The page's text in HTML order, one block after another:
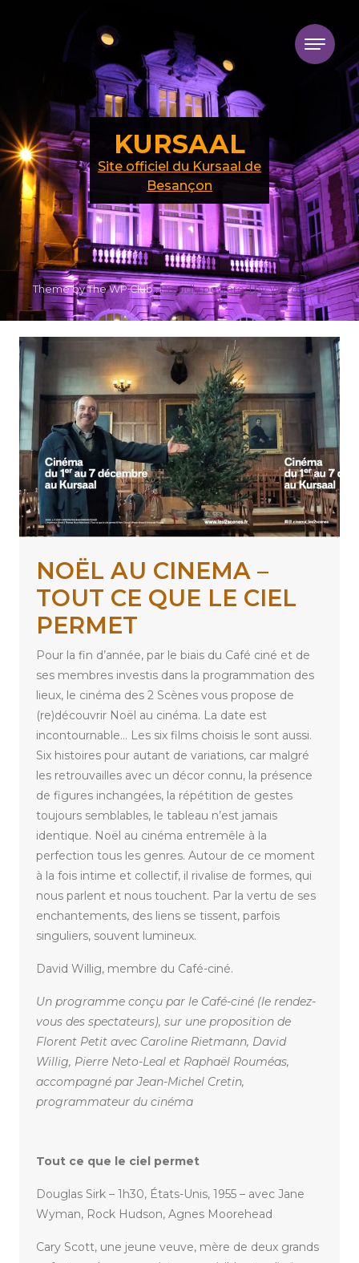
NOËL AU CINEMA –
TOUT CE QUE LE CIEL
PERMET
Pour la fin d’année, par le biais du Café ciné et de
ses membres investis dans la programmation des
lieux, le cinéma des 2 Scènes vous propose de
(re)découvrir Noël au cinéma. La date est
incontournable… Les six films choisis le sont aussi.
Six histoires pour autant de variations, car malgré
les retrouvailles avec un décor connu, la présence
de figures inchangées, la répétition de gestes
toujours semblables, le tableau n’est jamais
identique. Noël au cinéma entremêle à la
perfection tous les genres. Autour de ce moment
à la fois intime et collectif, il rivalise de formes, qui
nous parlent et nous touchent. Par la vertu de ses
enchantements, des liens se tissent, parfois
singuliers, souvent lumineux.
David Willig, membre du Café-ciné.
Un programme conçu par le Café-ciné (le rendez-
vous des spectateurs), sur une proposition de
Florent Petit avec Caroline Rietmann, David
Willig, Pierre Neto-Leal et Raphaël Rouméas,
accompagné par Jean-Michel Cretin,
programmateur du cinéma
Tout ce que le ciel permet
Douglas Sirk – 1h30, États-Unis, 1955 – avec Jane
Wyman, Rock Hudson, Agnes Moorehead
Cary Scott, une jeune veuve, mère de deux grands
KURSAAL
Site officiel du Kursaal de
Besançon
Theme by The WP Club .Proudly powered by WordPress